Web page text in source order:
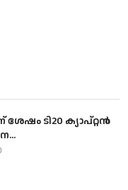
ശേഷം ടി20 ക്യാപ്റ്റൻ